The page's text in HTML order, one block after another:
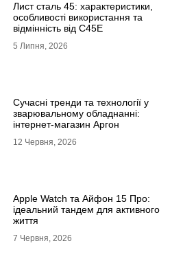
Лист сталь 45: характеристики,
особливості використання та
відмінність від C45E
5 Липня, 2026
Сучасні тренди та технології у
зварювальному обладнанні:
інтернет-магазин Аргон
12 Червня, 2026
Apple Watch та Айфон 15 Про:
ідеальний тандем для активного
життя
7 Червня, 2026